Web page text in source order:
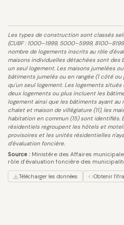
Les types de construction sont classés
(CUBF : 1000–1999, 5000–5999,
nombre de logements inscrits au rôle
maisons individuelles détachées sont
un seul logement. Les maisons jumelées
bâtiments jumelés ou en rangée (1 côté
qu'un seul logement. Les logements
deux logements ou plus incluent les
logement ainsi que les bâtiments ayant au
chalet et maison de villégiature (11), les
habitation en commun (15) sont identifiés.
résidentiels regroupent les hôtels et
provisoires et les unités résidentielles
d'évaluation foncière.
Source : Ministère des Affaires
rôle d'évaluation foncière des
Télécharger les données Obtenir